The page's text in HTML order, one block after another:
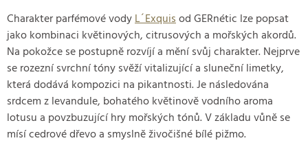
Charakter parfémové vodyL´Exquisod GERnétic lze popsat
jako kombinaci květinových, citrusových a mořských akordů.
Na pokožce se postupně rozvíjí a mění svůj charakter. Nejprve
se rozezní svrchní tóny svěží vitalizující a sluneční limetky,
která dodává kompozici na pikantnosti. Je následována
srdcem z levandule, bohatého květinově vodního aroma
lotusu a povzbuzující hry mořských tónů. V základu vůně se
mísí cedrové dřevo a smyslně živočišné bílé pižmo.